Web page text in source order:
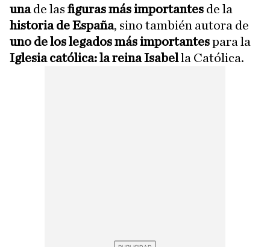
unade las figuras más importantes de la
historia de España, sino también autora de
uno de los legados más importantespara la
Iglesia católica: la reina Isabella Católica.